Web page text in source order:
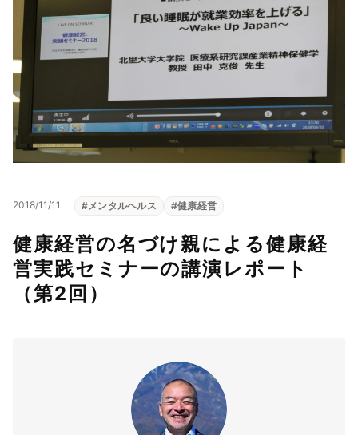
2018/11/11 #メンタルヘルス #健康経営
健康経営の名づけ親による健康経
営実践セミナーの講演レポート
（第2回）